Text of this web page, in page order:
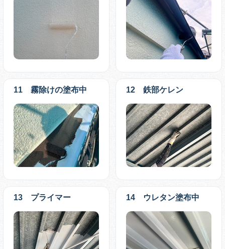
11 霧除けの塗布中 12 鉄部ケレン
13 プライマー 14 ウレタン塗布中